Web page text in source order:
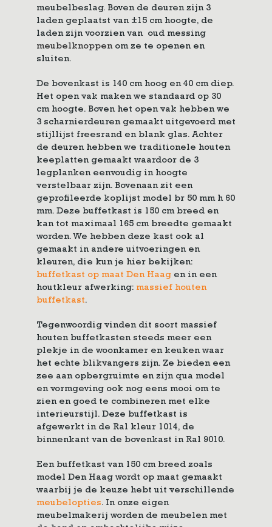
meubelbeslag. Boven de deuren zijn 3
laden geplaatst van ±15 cm hoogte, de
laden zijn voorzien van oud messing
meubelknoppenom ze te openen en
sluiten.
De bovenkast is 140 cm hoog en 40 cm diep.
Het open vak maken we standaard op 30
cm hoogte. Boven het open vak hebben we
3 scharnierdeuren gemaakt uitgevoerd met
stijllijst freesrand en blank glas. Achter
de deuren hebben we traditionele houten
keeplatten gemaakt waardoor de 3
legplanken eenvoudig in hoogte
verstelbaar zijn. Bovenaan zit een
geprofileerde koplijst model br 50 mm h 60
mm. Deze buffetkast is 150 cm breed en
kan tot maximaal 165 cm breedte gemaakt
worden. We hebben deze kast ook al
gemaakt in andere uitvoeringen en
kleuren, die kun je hier bekijken:
buffetkast op maat Den Haag en in een
houtkleur afwerking: massief houten
buffetkast.
Tegenwoordig vinden dit soort massief
houten buffetkasten steeds meer een
plekje in de woonkamer en keuken waar
het echte blikvangers zijn. Ze bieden een
zee aan opbergruimte en zijn qua model
en vormgeving ook nog eens mooi om te
zien en goed te combineren met elke
interieurstijl. Deze buffetkast is
afgewerkt in de Ral kleur 1014, de
binnenkant van de bovenkast in Ral 9010.
Een buffetkast van 150 cm breed zoals
model Den Haag wordt op maat gemaakt
waarbij je de keuze hebt uit verschillende
meubelopties. In onze eigen
meubelmakerij worden de meubelen met